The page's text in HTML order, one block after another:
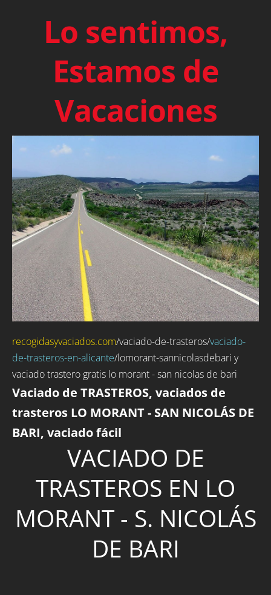
Lo sentimos,
Estamos de
Vacaciones
recogidasyvaciados.com/vaciado-de-trasteros/vaciado-
de-trasteros-en-alicante/lomorant-sannicolasdebari y
vaciado trastero gratis lo morant - san nicolas de bari
Vaciado de TRASTEROS, vaciados de
trasteros LO MORANT - SAN NICOLÁS DE
BARI, vaciado fácil
VACIADO DE
TRASTEROS EN LO
MORANT - S. NICOLÁS
DE BARI